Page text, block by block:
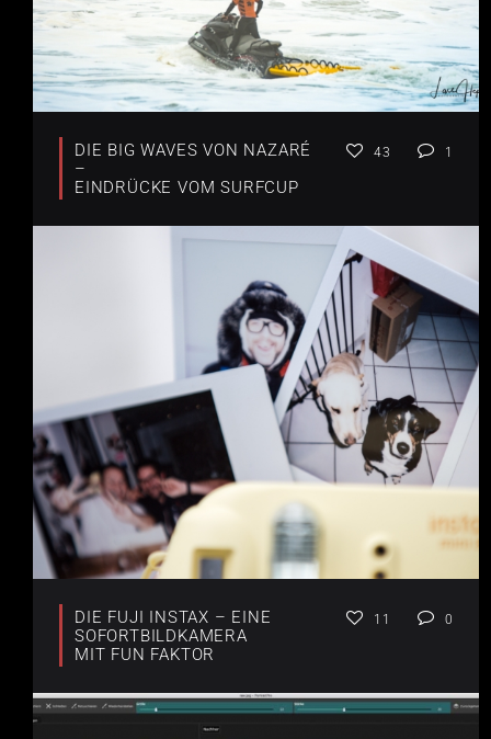
DIE BIG WAVES VON NAZARÉ
–
EINDRÜCKE VOM SURFCUP
43 1
DIE FUJI INSTAX – EINE
SOFORTBILDKAMERA
MIT FUN FAKTOR
11 0